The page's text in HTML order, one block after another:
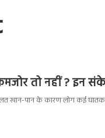
तो नहीं ? इन
पान के कारण लोग कई घातक